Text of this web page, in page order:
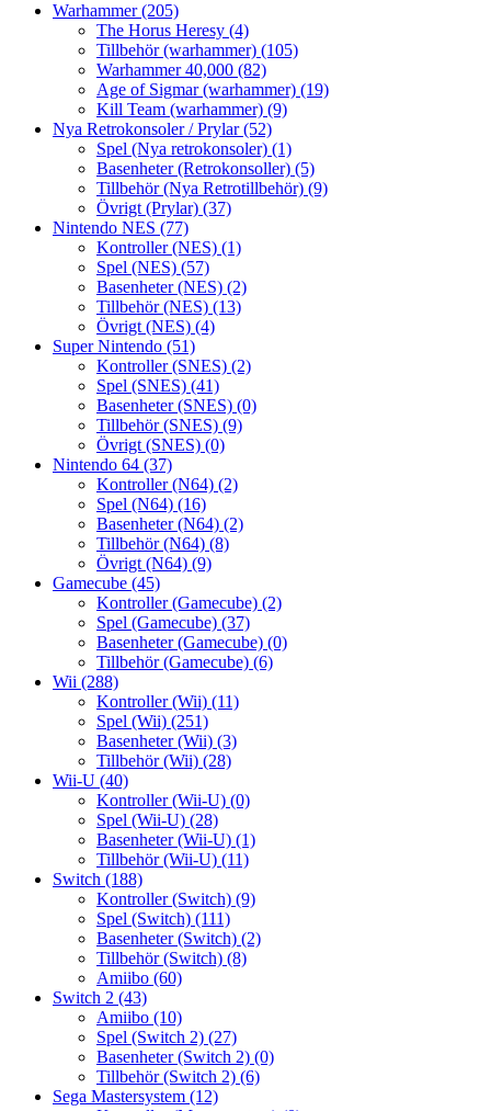
Warhammer(205)
The Horus Heresy (4)
Tillbehör (warhammer) (105)
Warhammer 40,000 (82)
Age of Sigmar (warhammer) (19)
Kill Team (warhammer) (9)
Nya Retrokonsoler / Prylar(52)
Spel (Nya retrokonsoler) (1)
Basenheter (Retrokonsoller) (5)
Tillbehör (Nya Retrotillbehör) (9)
Övrigt (Prylar) (37)
Nintendo NES (77)
Kontroller (NES) (1)
Spel (NES) (57)
Basenheter (NES) (2)
Tillbehör (NES) (13)
Övrigt (NES) (4)
Super Nintendo (51)
Kontroller (SNES) (2)
Spel (SNES) (41)
Basenheter (SNES) (0)
Tillbehör (SNES) (9)
Övrigt (SNES) (0)
Nintendo 64 (37)
Kontroller (N64) (2)
Spel (N64) (16)
Basenheter (N64) (2)
Tillbehör (N64) (8)
Övrigt (N64) (9)
Gamecube (45)
Kontroller (Gamecube) (2)
Spel (Gamecube) (37)
Basenheter (Gamecube) (0)
Tillbehör (Gamecube) (6)
Wii (288)
Kontroller (Wii) (11)
Spel (Wii) (251)
Basenheter (Wii) (3)
Tillbehör (Wii) (28)
Wii-U (40)
Kontroller (Wii-U) (0)
Spel (Wii-U) (28)
Basenheter (Wii-U) (1)
Tillbehör (Wii-U) (11)
Switch (188)
Kontroller (Switch) (9)
Spel (Switch) (111)
Basenheter (Switch) (2)
Tillbehör (Switch) (8)
Amiibo (60)
Switch 2 (43)
Amiibo (10)
Spel (Switch 2) (27)
Basenheter (Switch 2) (0)
Tillbehör (Switch 2) (6)
Sega Mastersystem (12)